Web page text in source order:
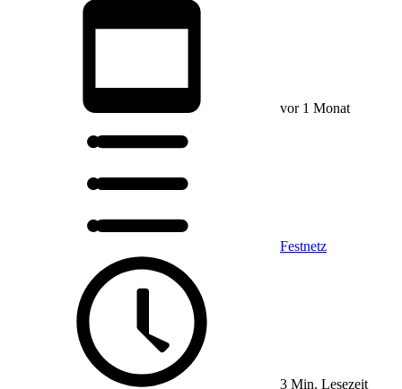
vor 1 Monat
Festnetz
3 Min. Lesezeit